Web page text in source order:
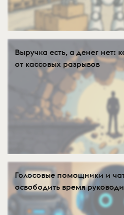
Выручка есть, а денег нет:
от кассовых разрывов
Голосовые помощники и
освободить время